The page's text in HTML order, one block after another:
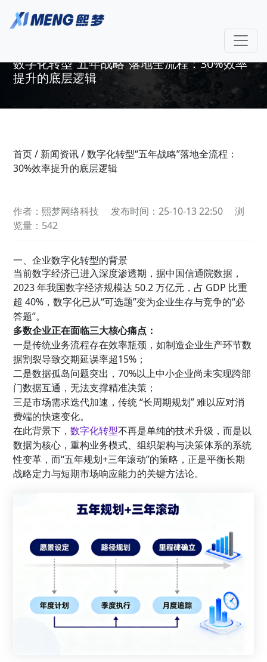
数字化转型“五年战略”落地全流程：30%效率
提升的底层逻辑
首页/ 新闻资讯/数字化转型“五年战略”落地全流程：
30%效率提升的底层逻辑
作者：熙梦网络科技 发布时间：25-10-13 22:50
浏
览量：542
一、企业数字化转型的背景
当前数字经济已进入深度渗透期，据中国信通院数据，
2023 年我国数字经济规模达 50.2 万亿元，占 GDP 比重
超 40%，数字化已从“可选题”变为企业生存与竞争的“必
答题”。
多数企业正在面临三大核心痛点：
一是传统业务流程存在效率瓶颈，如制造企业生产环节数
据割裂导致交期延误率超15%；
二是数据孤岛问题突出，70%以上中小企业尚未实现跨部
门数据互通，无法支撑精准决策；
三是市场需求迭代加速，传统 “长周期规划” 难以应对消
费端的快速变化。
在此背景下，数字化转型不再是单纯的技术升级，而是以
数据为核心，重构业务模式、组织架构与决策体系的系统
性变革，而“五年规划+三年滚动”的策略，正是平衡长期
战略定力与短期市场响应能力的关键方法论。